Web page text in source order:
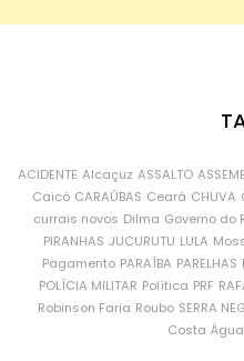
ACIDENTE Alcaçuz ASSALTO
Caicó CARAÚBAS Ceará CHUVA
currais novos Dilma Governo do
PIRANHAS JUCURUTU LULA
Pagamento PARAÍBA PARELHAS
POLÍCIA MILITAR Política PRF
Robinson Faria Roubo SERRA
Costa Água